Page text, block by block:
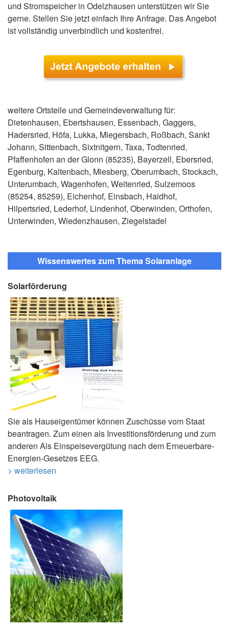
und Stromspeicher in Odelzhausen unterstützen wir Sie
gerne. Stellen Sie jetzt einfach Ihre Anfrage. Das Angebot
ist vollständig unverbindlich und kostenfrei.
weitere Ortsteile und Gemeindeverwaltung für:
Dietenhausen, Ebertshausen, Essenbach, Gaggers,
Hadersried, Höfa, Lukka, Miegersbach, Roßbach, Sankt
Johann, Sittenbach, Sixtnitgern, Taxa, Todtenried,
Pfaffenhofen an der Glonn (85235), Bayerzell, Ebersried,
Egenburg, Kaltenbach, Miesberg, Oberumbach, Stockach,
Unterumbach, Wagenhofen, Weitenried, Sulzemoos
(85254, 85259), Eichenhof, Einsbach, Haidhof,
Hilpertsried, Lederhof, Lindenhof, Oberwinden, Orthofen,
Unterwinden, Wiedenzhausen, Ziegelstadel
Wissenswertes zum Thema Solaranlage
Solarförderung
Sie als Hauseigentümer können Zuschüsse vom Staat
beantragen. Zum einen als Investitionsförderung und zum
anderen Als Einspeisevergütung nach dem Erneuerbare-
Energien-Gesetzes EEG.
> weiterlesen
Photovoltaik